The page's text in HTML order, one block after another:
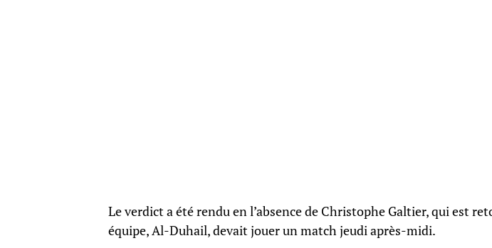
Le verdict a été rendu en l’absence de Christophe Galtier, qui est
équipe, Al-Duhail, devait jouer un match jeudi après-midi.